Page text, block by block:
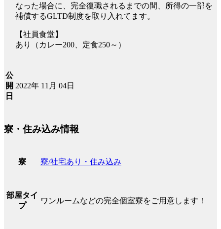
なった場合に、完全復職されるまでの間、所得の一部を
補償するGLTD制度を取り入れてます。
【社員食堂】
あり（カレー200、定食250～）
公
開
日
2022年 11月 04日
寮・住み込み情報
寮 寮/社宅あり・住み込み
部屋タイ
プ
ワンルームなどの完全個室寮をご用意します！